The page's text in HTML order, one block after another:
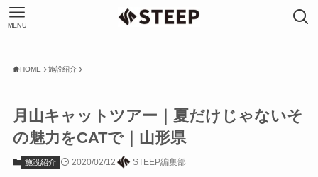
MENU
HOME 施設紹介
月山キャットツアー｜夏だけじゃないそ
の魅力をCATで｜山形県
施設紹介 2020/02/12 STEEP編集部